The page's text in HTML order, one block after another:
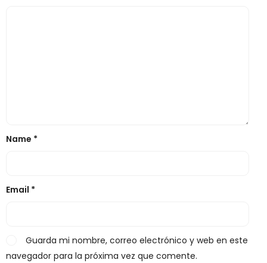
Name *
Email *
Guarda mi nombre, correo electrónico y web en este
navegador para la próxima vez que comente.